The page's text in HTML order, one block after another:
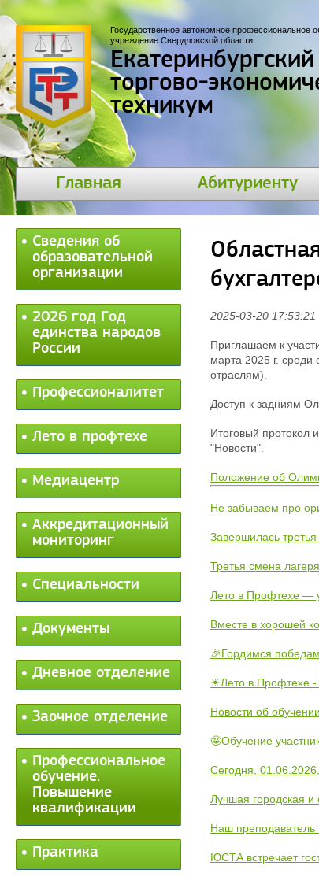
Государственное автономное профессиональное
учреждение Свердловской области
Екатеринбургский
торгово-
техникум
Главная Абитуриенту
Сведения об
образовательной
организации
2026 год Год
единства народов
России
Профессионалитет
Лето в профтехе
Медиацентр
Аккредитационный
мониторинг
Специальности
Документы
Дневное отделение
Заочное отделение
Профессиональное
обучение.
Повышение
квалификации
Практика
2025-03-20 17:53:21
Приглашаем к
марта 2025 г.
отраслям).
Доступ к задниям
Итоговый протокол
"Новости".
Положение об
Не забываем про
Завершилась
Третья смена
Лето в Профтехе —
Вместе в хорошей
🎉Гордимся
☀Лето в Профтехе -
Новости об
🤩Обучение
Сегодня,
Лучшая городская
Наш преподаватель
ЮСТА встречает